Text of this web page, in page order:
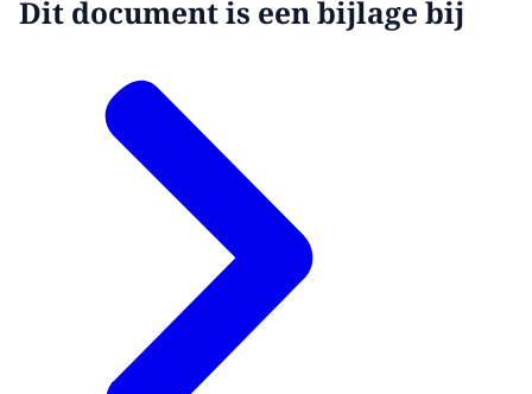
Dit document is een bijlage bij